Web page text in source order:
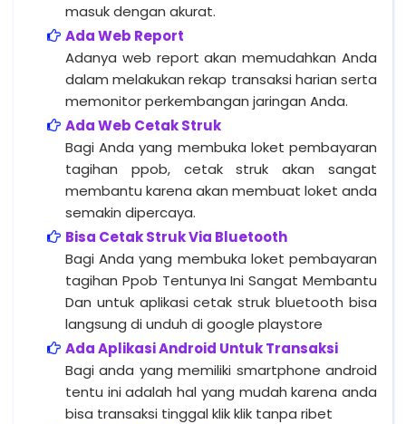
masuk dengan akurat.
Ada Web Report
Adanya web report akan memudahkan Anda
dalam melakukan rekap transaksi harian serta
memonitor perkembangan jaringan Anda.
Ada Web Cetak Struk
Bagi Anda yang membuka loket pembayaran
tagihan ppob, cetak struk akan sangat
membantu karena akan membuat loket anda
semakin dipercaya.
Bisa Cetak Struk Via Bluetooth
Bagi Anda yang membuka loket pembayaran
tagihan Ppob Tentunya Ini Sangat Membantu
Dan untuk aplikasi cetak struk bluetooth bisa
langsung di unduh di google playstore
Ada Aplikasi Android Untuk Transaksi
Bagi anda yang memiliki smartphone android
tentu ini adalah hal yang mudah karena anda
bisa transaksi tinggal klik klik tanpa ribet